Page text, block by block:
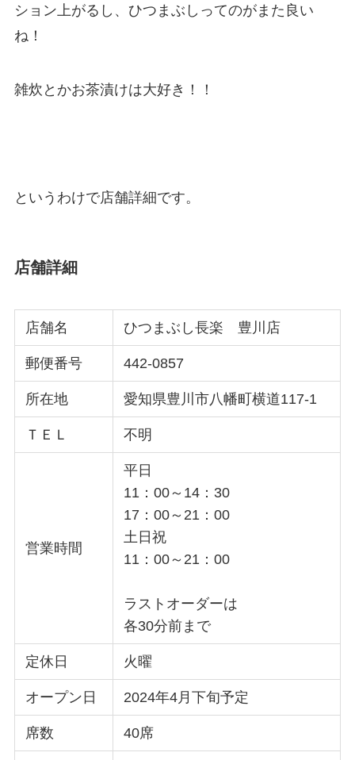
ション上がるし、ひつまぶしってのがまた良い
ね！
雑炊とかお茶漬けは大好き！！
というわけで店舗詳細です。
店舗詳細
店舗名 ひつまぶし長楽 豊川店
郵便番号 442-0857
所在地 愛知県豊川市八幡町横道117-1
ＴＥＬ 不明
営業時間
平日
11：00～14：30
17：00～21：00
土日祝
11：00～21：00
ラストオーダーは
各30分前まで
定休日 火曜
オープン日 2024年4月下旬予定
席数 40席